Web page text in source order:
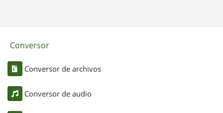
Conversor
Conversor de archivos
Conversor de audio